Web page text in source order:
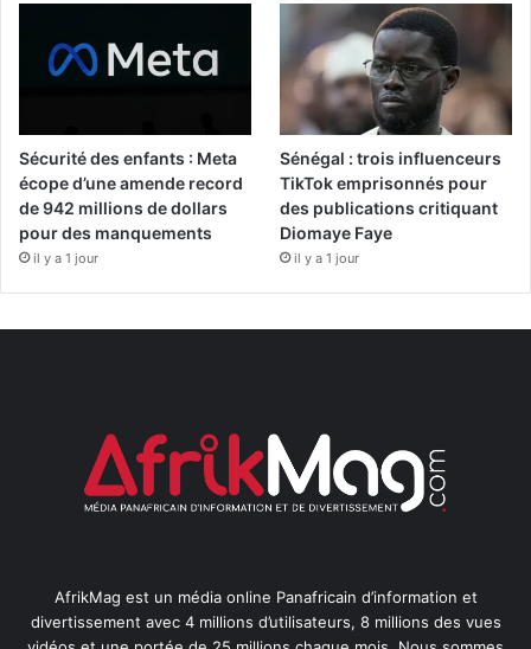
Sécurité des enfants : Meta
écope d’une amende record
de 942 millions de dollars
pour des manquements
il y a 1 jour
Sénégal : trois influenceurs
TikTok emprisonnés pour
des publications critiquant
Diomaye Faye
il y a 1 jour
AfrikMag est un média online Panafricain d’information et
divertissement avec 4 millions d’utilisateurs, 8 millions des vues